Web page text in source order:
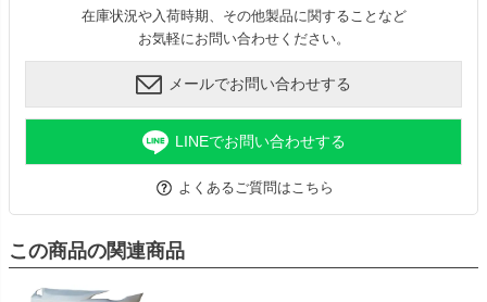
在庫状況や入荷時期、その他製品に関することなど
お気軽にお問い合わせください。
メールでお問い合わせする
LINEでお問い合わせする
よくあるご質問はこちら
この商品の関連商品